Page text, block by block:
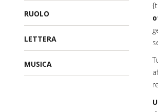
RUOLO
LETTERA
MUSICA